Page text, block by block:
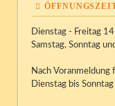
Dienstag - Freitag
Samstag, Sonntag
Nach Voranmeldung
Dienstag bis